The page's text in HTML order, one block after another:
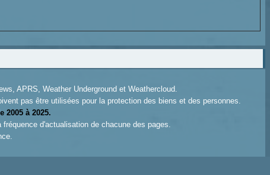
APRS, Weather Underground et Weathercloud.
pas être utilisées pour la protection des biens et des personnes.
2005 à 2025.
d'actualisation de chacune des pages.